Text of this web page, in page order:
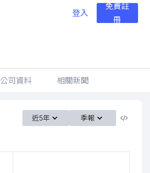
登入
免費註
冊
公司資料 相關新聞
近5年 季報